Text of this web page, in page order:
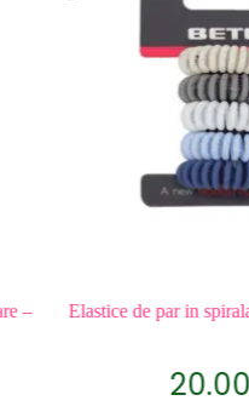
Elastice de par in spirala
20.00lei